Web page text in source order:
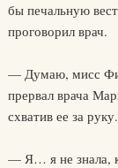
бы печальную
проговорил врач.
— Думаю, мисс
прервал врача
схватив ее за руку.
— Я… я не знала,